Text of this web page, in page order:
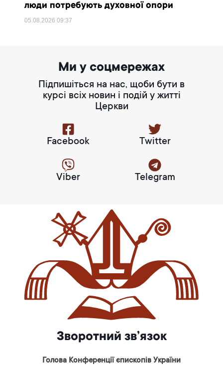
люди потребують духовної опори
05.08.202609:37
Ми у соцмережах
Підпишіться на нас, щоби бути в
курсі всіх новин і подій у житті
Церкви
Facebook Twitter
Viber Telegram
Зворотний зв’язок
Голова Конференції єпископів України